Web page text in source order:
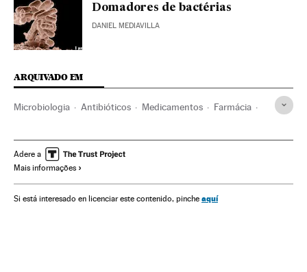
Domadores de bactérias
DANIEL MEDIAVILLA
ARQUIVADO EM
Microbiologia Antibióticos Medicamentos Farmácia
Adere a
Mais informações
Si está interesado en licenciar este contenido, pinche aquí